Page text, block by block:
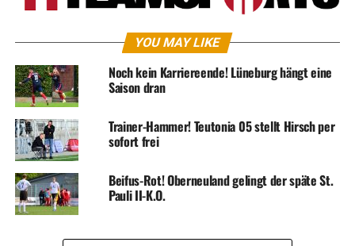
YOU MAY LIKE
Noch kein Karriereende! Lüneburg hängt eine
Saison dran
Trainer-Hammer! Teutonia 05 stellt Hirsch per
sofort frei
Beifus-Rot! Oberneuland gelingt der späte St.
Pauli II-K.O.